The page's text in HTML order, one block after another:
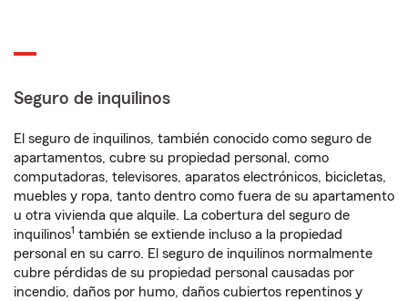
Seguro de inquilinos
El seguro de inquilinos, también conocido como seguro de
apartamentos, cubre su propiedad personal, como
computadoras, televisores, aparatos electrónicos, bicicletas,
muebles y ropa, tanto dentro como fuera de su apartamento
u otra vivienda que alquile. La cobertura del seguro de
inquilinos1 también se extiende incluso a la propiedad
personal en su carro. El seguro de inquilinos normalmente
cubre pérdidas de su propiedad personal causadas por
incendio, daños por humo, daños cubiertos repentinos y